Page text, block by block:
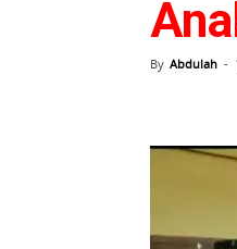
By Abdulah -